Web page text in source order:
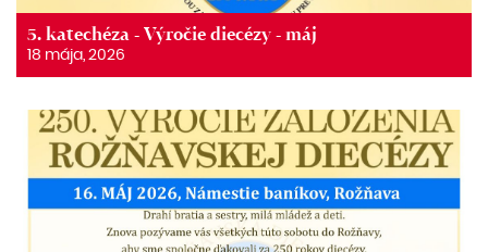
5. katechéza - Výročie diecézy - máj
18 mája, 2026